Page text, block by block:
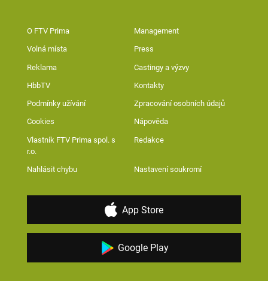
O FTV Prima Management
Volná místa Press
Reklama Castingy a výzvy
HbbTV Kontakty
Podmínky užívání Zpracování osobních údajů
Cookies Nápověda
Vlastník FTV Prima spol. s
r.o.
Redakce
Nahlásit chybu Nastavení soukromí
App Store
Google Play